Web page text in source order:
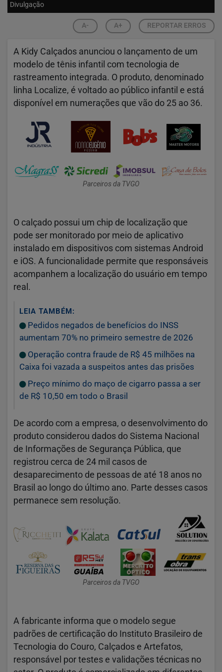
Divulgação
A- A+ REPORTAR ERROS
A Kidy Calçados anunciou o lançamento de um
modelo de tênis infantil com tecnologia de
rastreamento integrada. O produto, denominado
linha Localize, é voltado ao público infantil e está
disponível em numerações que vão do 25 ao 36.
Parceiros da TVGO
O calçado possui um chip de localização que
pode ser monitorado por meio de aplicativo
instalado em dispositivos com sistemas Android
e iOS. A funcionalidade permite que responsáveis
acompanhem a localização do usuário em tempo
real.
LEIA TAMBÉM:
Pedidos negados de benefícios do INSS
aumentam 70% no primeiro semestre de 2026
Operação contra fraude de R$ 45 milhões na
Caixa foi vazada a suspeitos antes das prisões
Preço mínimo do maço de cigarro passa a ser
de R$ 10,50 em todo o Brasil
De acordo com a empresa, o desenvolvimento do
produto considerou dados do Sistema Nacional
de Informações de Segurança Pública, que
registrou cerca de 24 mil casos de
desaparecimento de pessoas de até 18 anos no
Brasil ao longo do último ano. Parte desses casos
permanece sem resolução.
Parceiros da TVGO
A fabricante informa que o modelo segue
padrões de certificação do Instituto Brasileiro de
Tecnologia do Couro, Calçados e Artefatos,
responsável por testes e validações técnicas no